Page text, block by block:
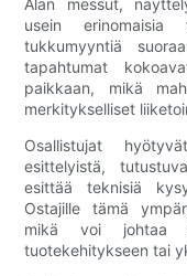
Alan messut,
usein erinomaisia
tukkumyyntiä
tapahtumat
paikkaan, mikä
merkitykselliset
Osallistujat
esittelyistä,
esittää teknisiä
Ostajille tämä
mikä voi johtaa
tuotekehitykseen tai